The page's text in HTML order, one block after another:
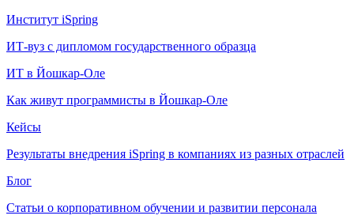
Институт iSpring
ИТ-вуз с дипломом государственного образца
ИТ в Йошкар-Оле
Как живут программисты в Йошкар‑Оле
Кейсы
Результаты внедрения iSpring в компаниях из разных отраслей
Блог
Статьи о корпоративном обучении и развитии персонала